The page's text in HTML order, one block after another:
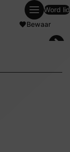
Word lid
Pinterest
Bewaar